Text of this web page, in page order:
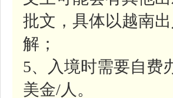
批文，具体以越南
解；
5、入境时需要自费
美金/人。